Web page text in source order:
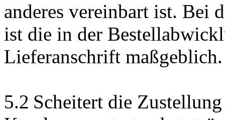
anderes vereinbart ist. Bei
ist die in der
Lieferanschrift maßgeblich.
5.2 Scheitert die